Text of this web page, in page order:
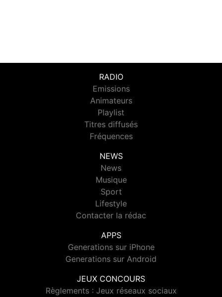
RADIO
Emissions
Animateurs
Playlist
Titres diffusés
Fréquences
NEWS
News
Musique
Sport
Lifestyle
Contacter la rédac
APPS
Generations sur iPhone
Generations sur Android
JEUX CONCOURS
Règlements : Jeux réseaux sociaux